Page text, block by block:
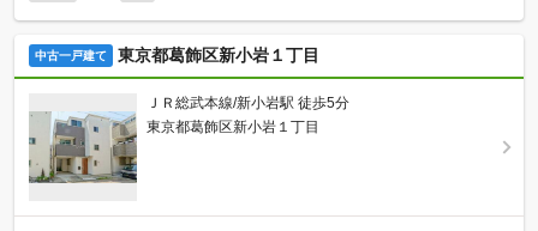
中古一戸建て 東京都葛飾区新小岩１丁目
ＪＲ総武本線/新小岩駅 徒歩5分
東京都葛飾区新小岩１丁目